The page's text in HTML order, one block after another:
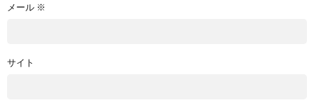
メール ※
サイト